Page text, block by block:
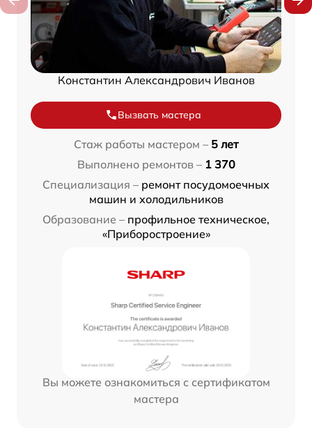
Константин Александрович Иванов
Вызвать мастера
Стаж работы мастером – 5 лет
Выполнено ремонтов – 1 370
Специализация – ремонт посудомоечных
машин и холодильников
Образование – профильное техническое,
«Приборостроение»
Вы можете ознакомиться с сертификатом
мастера